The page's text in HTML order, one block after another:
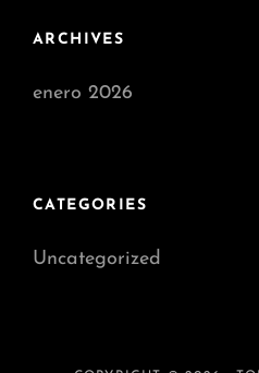
ARCHIVES
enero 2026
CATEGORIES
Uncategorized